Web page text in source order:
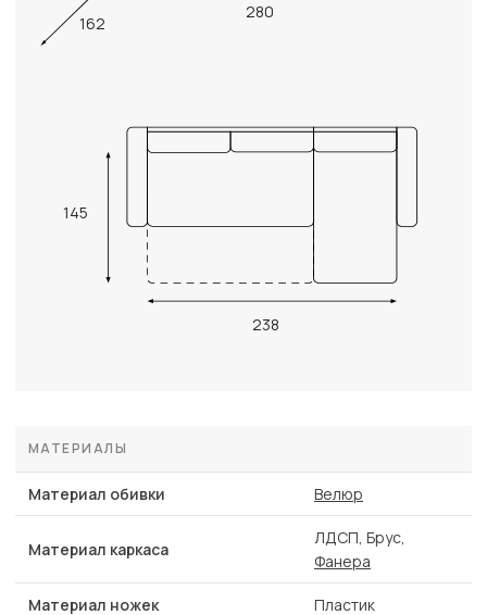
280
162
145
238
МАТЕРИАЛЫ
Материал обивки Велюр
Материал каркаса
ЛДСП, Брус,
Фанера
Материал ножек Пластик